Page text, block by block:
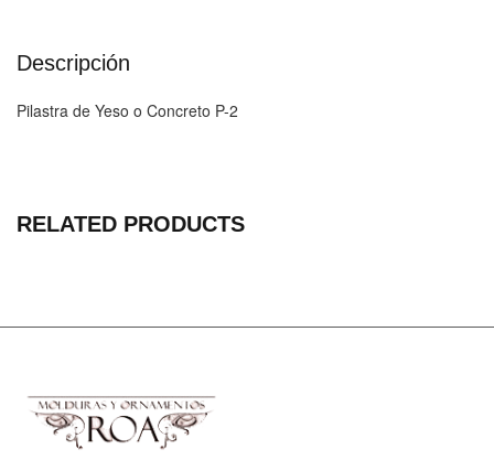
Descripción
Pilastra de Yeso o Concreto P-2
RELATED PRODUCTS